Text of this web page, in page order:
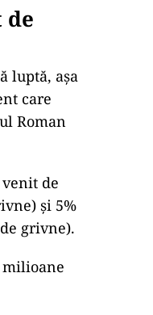
de
luptă, așa
care
Roman
de
și 5%
grivne).